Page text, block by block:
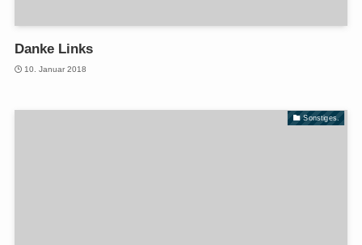
Danke Links
10. Januar 2018
Sonstiges.